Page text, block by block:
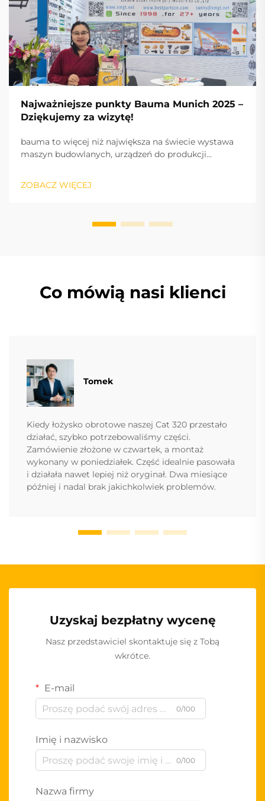
Najważniejsze punkty Bauma Munich 2025 –
Dziękujemy za wizytę!
bauma to więcej niż największa na świecie wystawa
maszyn budowlanych, urządzeń do produkcji
międzynarodowy silnik sukcesu, napędzający
ZOBACZ WIĘCEJ
Co mówią nasi klienci
Tomek
Kiedy łożysko obrotowe naszej Cat 320 przestało
działać, szybko potrzebowaliśmy części.
Zamówienie złożone w czwartek, a montaż
wykonany w poniedziałek. Część idealnie pasowała
i działała nawet lepiej niż oryginał. Dwa miesiące
później i nadal brak jakichkolwiek problemów.
Uzyskaj bezpłatny wycenę
Nasz przedstawiciel skontaktuje się z Tobą
wkrótce.
E-mail
0/100
Imię i nazwisko
0/100
Nazwa firmy